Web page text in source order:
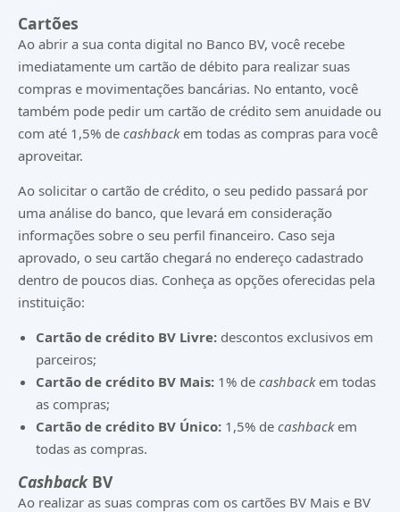
Cartões
Ao abrir a sua conta digital no Banco BV, você recebe
imediatamente um cartão de débito para realizar suas
compras e movimentações bancárias. No entanto, você
também pode pedir um cartão de crédito sem anuidade ou
com até 1,5% de cashbackem todas as compras para você
aproveitar.
Ao solicitar o cartão de crédito, o seu pedido passará por
uma análise do banco, que levará em consideração
informações sobre o seu perfil financeiro. Caso seja
aprovado, o seu cartão chegará no endereço cadastrado
dentro de poucos dias. Conheça as opções oferecidas pela
instituição:
Cartão de crédito BV Livre: descontos exclusivos em
parceiros;
Cartão de crédito BV Mais: 1% de cashbackem todas
as compras;
Cartão de crédito BV Único: 1,5% de cashbackem
todas as compras.
CashbackBV
Ao realizar as suas compras com os cartões BV Mais e BV